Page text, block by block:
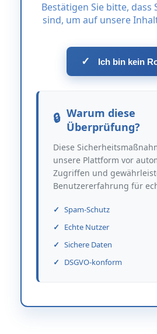
Bestätigen Sie bitte, dass
sind, um auf unsere
✓ Ich bin kein
Warum diese
Überprüfung?
Diese
unsere Plattform vor
Zugriffen und
Benutzererfahrung für
Spam-Schutz
Echte Nutzer
Sichere Daten
DSGVO-konform